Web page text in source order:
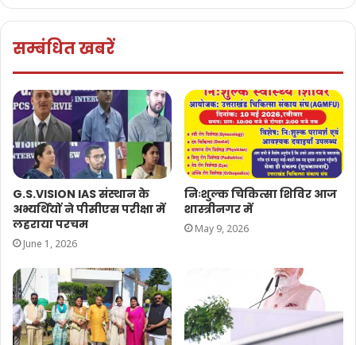
सम्बंधित खबरें
G.S.VISION IAS संस्थान के
अभ्यर्थियों ने पीसीएस परीक्षा में
लहराया परचम
June 1, 2026
निःशुल्क चिकित्सा शिविर आज
शास्त्रीनगर में
May 9, 2026